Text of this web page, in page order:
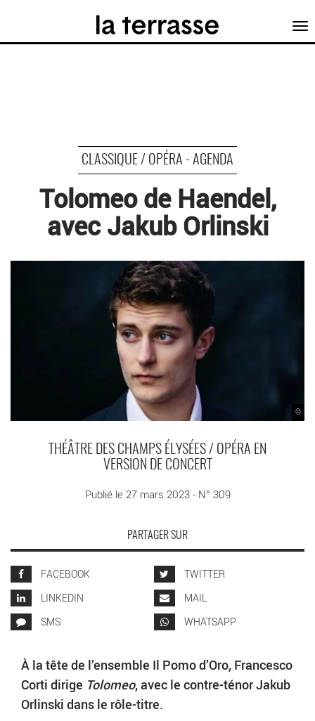
CLASSIQUE / OPÉRA - AGENDA
Tolomeo de Haendel,
avec Jakub Orlinski
©
THÉÂTRE DES CHAMPS ÉLYSÉES / OPÉRA EN
VERSION DE CONCERT
Publié le 27 mars 2023 - N° 309
PARTAGER SUR
FACEBOOK
TWITTER
LINKEDIN
MAIL
SMS
WHATSAPP
À la tête de l’ensemble Il Pomo d’Oro, Francesco
Corti dirige Tolomeo, avec le contre-ténor Jakub
Orlinski dans le rôle-titre.